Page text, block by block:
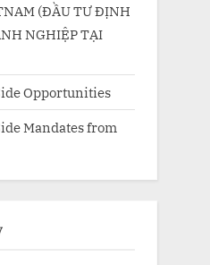
(ĐẦU TƯ ĐỊNH
NGHIỆP TẠI
Opportunities
Mandates from